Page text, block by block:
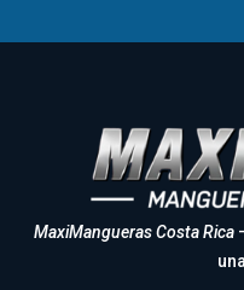
MaxiMangueras Costa Rica